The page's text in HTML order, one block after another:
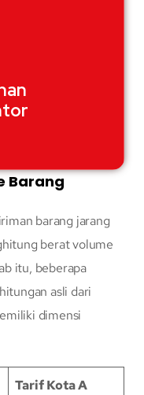
Barang
barang jarang
berat volume
itu, beberapa
asli dari
dimensi
Tarif Kota A